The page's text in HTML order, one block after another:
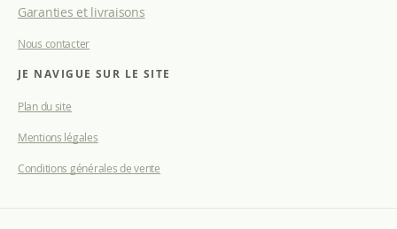
l
t
t
e
’
n
o
Garanties et livraisons
Nous contacter
JE NAVIGUE SUR LE SITE
Plan du site
Mentions légales
Conditions générales de vente